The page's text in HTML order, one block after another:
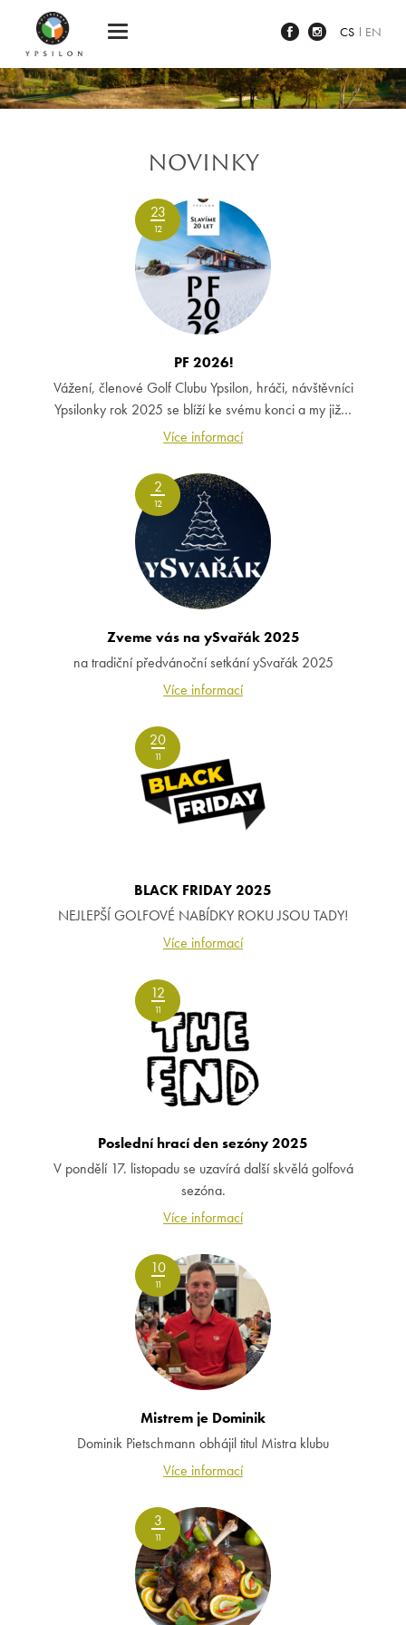
CS EN
NOVINKY
23
12
PF 2026!
Vážení, členové Golf Clubu Ypsilon, hráči, návštěvníci
Ypsilonky rok 2025 se blíží ke svému konci a my již…
Více informací
2
12
Zveme vás na ySvařák 2025
na tradiční předvánoční setkání ySvařák 2025
Více informací
20
11
BLACK FRIDAY 2025
NEJLEPŠÍ GOLFOVÉ NABÍDKY ROKU JSOU TADY!
Více informací
12
11
Poslední hrací den sezóny 2025
V pondělí 17. listopadu se uzavírá další skvělá golfová
sezóna.
Více informací
10
11
Mistrem je Dominik
Dominik Pietschmann obhájil titul Mistra klubu
Více informací
3
11